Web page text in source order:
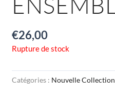
€26,00
Rupture de stock
Catégories : Nouvelle Collection